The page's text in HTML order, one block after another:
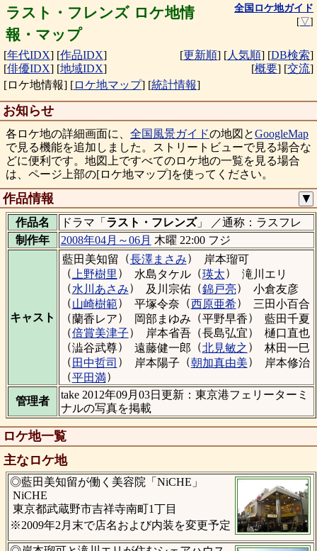
ラスト・フレンズ ロケ地情
報・マップ
全国ロケ地ガイド
[▽]
[年代IDX] [作品IDX]
[俳優IDX] [地域IDX]
[更新順] [人気順] [DB検索]
[概要] [交流]
[ロケ地情報] [ロケ地マップ] [統計情報]
お知らせ
各ロケ地の詳細画面に、 全国風景ガイドの地図とGoogleMap
で見る機能を追加しました。ストリートビューで見る場合な
どに便利です。地図上ですべてのロケ地の一覧を見る場合
は、ページ上部の[ロケ地マップ]を使ってください。
作品情報 ▼
作品名 ドラマ「 ラスト・フレンズ」 ／通称：ラスフレ
制作年
2008年04月～06月 木曜 22:00 フジ
キャスト
藍田美知留 （長澤まさみ）
岸本瑠可
（ 上野樹里 ） 水島タケル（瑛太）
滝川エリ
（水川あさみ） 及川宗佑（錦戸亮）
小倉友彦
（山崎樹範） 平塚令奈 （西原亜希）
三田小百合
（蘭香レア） 岡部まゆみ （平野早香）
藍田千夏
（倍賞美津子） 岸本省吾（長島弘宜）
樋口直也
（澁谷武尊） 遠藤健一郎 （北見敏之 ）
林田一巳
（ 田中哲司 ） 岸本陽子 （朝加真由美）
岸本修治
（平田満）
管理者
take 2012年09月03日更新：東京港フェリーターミ
ナルの写真を掲載
ロケ地一覧
主なロケ地
◎藍田美知留が働く美容院「NiCHE」
NiCHE
東京都武蔵野市吉祥寺南町1丁目
※2009年2月末で店名および内装を変更予定